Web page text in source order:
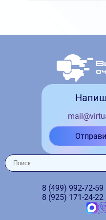
8 (499) 992-72-59
8 (925) 171-24-22